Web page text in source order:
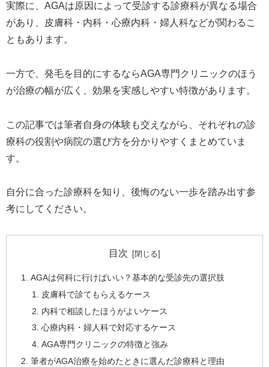
実際に、AGAは原因によって受診する診療科が異なる場合
があり、皮膚科・内科・心療内科・婦人科などが関わるこ
ともあります。
一方で、発毛を目的にするならAGA専門クリニックのほう
が治療の幅が広く、効果を実感しやすい特徴があります。
この記事では筆者自身の体験も交えながら、それぞれの診
療科の役割や病院の選び方を分かりやすくまとめていま
す。
自分に合った診療科を知り、後悔のない一歩を踏み出す参
考にしてください。
目次
AGAは何科に行けばいい？基本的な受診先の選択肢
皮膚科で診てもらえるケース
内科で相談したほうがよいケース
心療内科・婦人科で対応するケース
AGA専門クリニックの特徴と強み
筆者がAGA治療を始めたときに選んだ診療科と理由